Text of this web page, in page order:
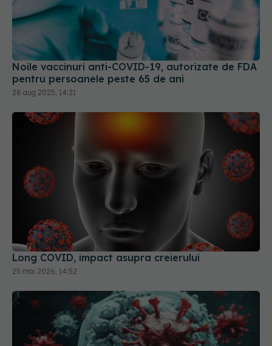
Noile vaccinuri anti-COVID-19, autorizate de FDA
pentru persoanele peste 65 de ani
28 aug 2025, 14:21
Long COVID, impact asupra creierului
25 mai 2026, 14:52